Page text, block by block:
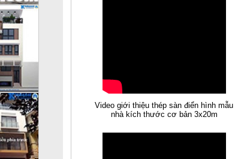
Video giới thiệu thép sàn điển hình mẫu
nhà kích thước cơ bản 3x20m